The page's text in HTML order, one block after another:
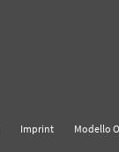
Imprint
Modello